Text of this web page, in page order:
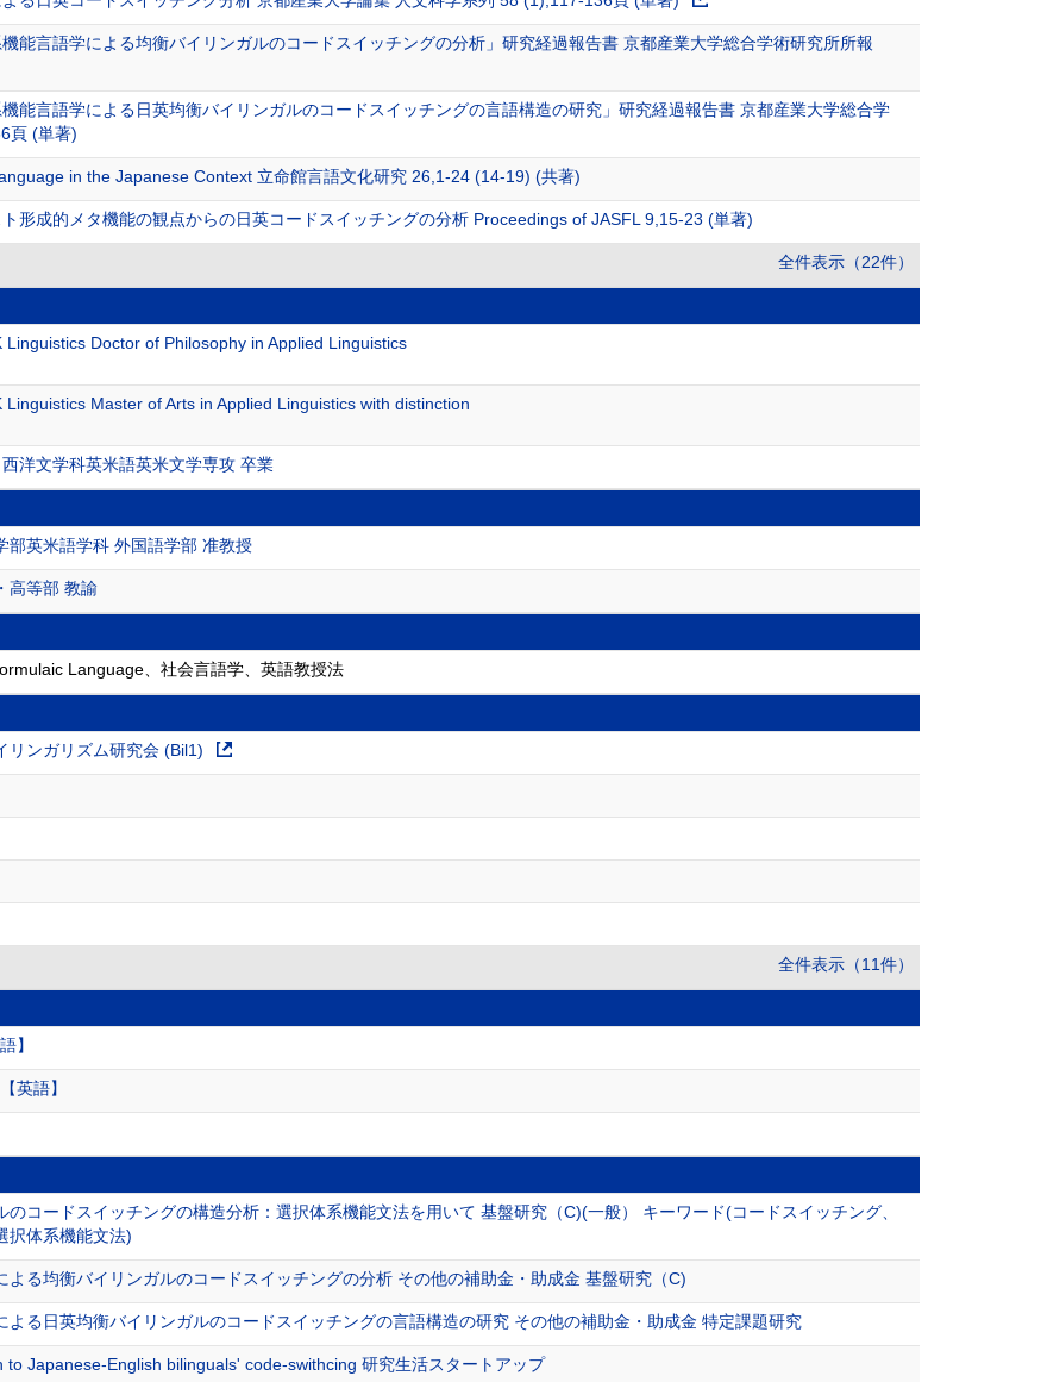
能言語学による均衡バイリンガルのコードスイッチングの分析」研究経過報告書 京都産業大学総合学術研究所所報
能言語学による日英均衡バイリンガルのコードスイッチングの言語構造の研究」研究経過報告書 京都産業大学総合学
頁 (単著)
in the Japanese Context 立命館言語文化研究 26,1-24 (14-19) (共著)
形成的メタ機能の観点からの日英コードスイッチングの分析 Proceedings of JASFL 9,15-23 (単著)
全件表示（22件）
Linguistics Doctor of Philosophy in Applied Linguistics
Linguistics Master of Arts in Applied Linguistics with distinction
洋文学科英米語英米文学専攻 卒業
部英米語学科 外国語学部 准教授
高等部 教諭
Language、社会言語学、英語教授法
リンガリズム研究会 (Bil1)
全件表示（11件）
】
英語】
のコードスイッチングの構造分析：選択体系機能文法を用いて 基盤研究（C)(一般） キーワード(コードスイッチング、
択体系機能文法)
よる均衡バイリンガルのコードスイッチングの分析 その他の補助金・助成金 基盤研究（C)
よる日英均衡バイリンガルのコードスイッチングの言語構造の研究 その他の補助金・助成金 特定課題研究
to Japanese-English bilinguals' code-swithcing 研究生活スタートアップ